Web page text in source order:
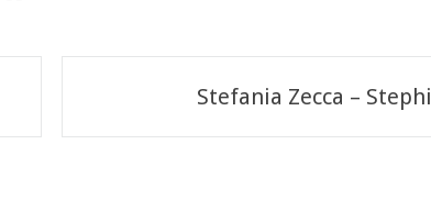
Stefania Zecca – Stephi